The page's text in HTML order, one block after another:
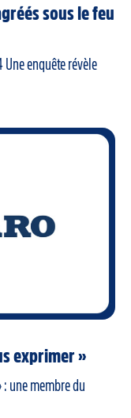
sous le feu
enquête révèle
exprimer »
une membre du